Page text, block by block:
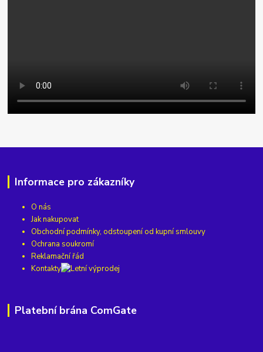
Informace pro zákazníky
O nás
Jak nakupovat
Obchodní podmínky, odstoupení od kupní smlouvy
Ochrana soukromí
Reklamační řád
Kontakty
Platební brána ComGate